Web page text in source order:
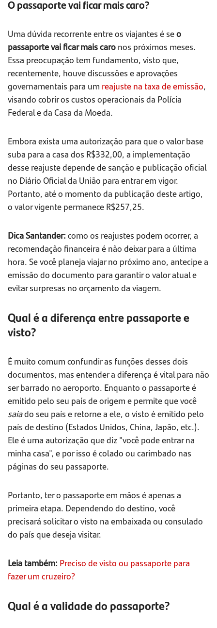
O passaporte vai ficar mais caro?
Uma dúvida recorrente entre os viajantes é seo
passaporte vai ficar mais caro nos próximos meses.
Essa preocupação tem fundamento, visto que,
recentemente, houve discussões e aprovações
governamentais para um reajuste na taxa de emissão,
visando cobrir os custos operacionais da Polícia
Federal e da Casa da Moeda.
Embora exista uma autorização para que o valor base
suba para a casa dos R$332,00, a implementação
desse reajuste depende de sanção e publicação oficial
no Diário Oficial da União para entrar em vigor.
Portanto, até o momento da publicação deste artigo,
o valor vigente permanece R$257,25.
Dica Santander: como os reajustes podem ocorrer, a
recomendação financeira é não deixar para a última
hora. Se você planeja viajar no próximo ano, antecipe a
emissão do documento para garantir o valor atual e
evitar surpresas no orçamento da viagem.
Qual é a diferença entre passaporte e
visto?
É muito comum confundir as funções desses dois
documentos, mas entender a diferença é vital para não
ser barrado no aeroporto. Enquanto o passaporte é
emitido pelo seu país de origem e permite que você
saiado seu país e retorne a ele, o visto é emitido pelo
país de destino (Estados Unidos, China, Japão, etc.).
Ele é uma autorização que diz "você pode entrar na
minha casa", e por isso é colado ou carimbado nas
páginas do seu passaporte.
Portanto, ter o passaporte em mãos é apenas a
primeira etapa. Dependendo do destino, você
precisará solicitar o visto na embaixada ou consulado
do país que deseja visitar.
Leia também: Preciso de visto ou passaporte para
fazer um cruzeiro?
Qual é a validade do passaporte?